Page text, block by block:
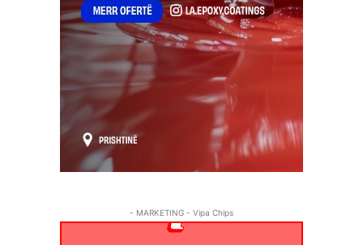
- MARKETING - Vipa Chips